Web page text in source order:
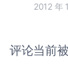
2012 年
评论当前被